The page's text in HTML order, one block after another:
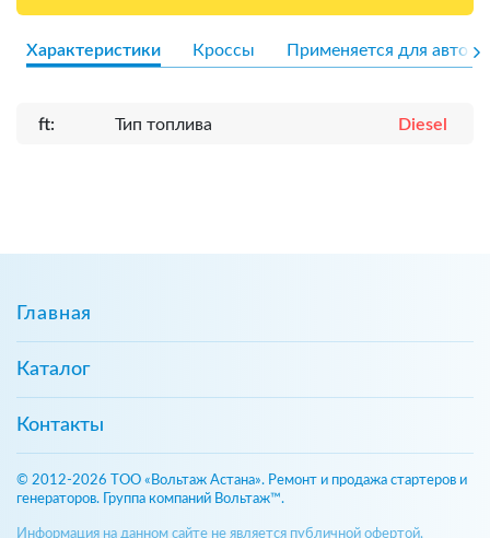
Характеристики Кроссы Применяется для авто
ft: Тип топлива Diesel
Главная
Каталог
Контакты
© 2012-2026 ТОО «Вольтаж Астана». Ремонт и продажа стартеров и
генераторов. Группа компаний Вольтаж™.
Информация на данном сайте не является публичной офертой,